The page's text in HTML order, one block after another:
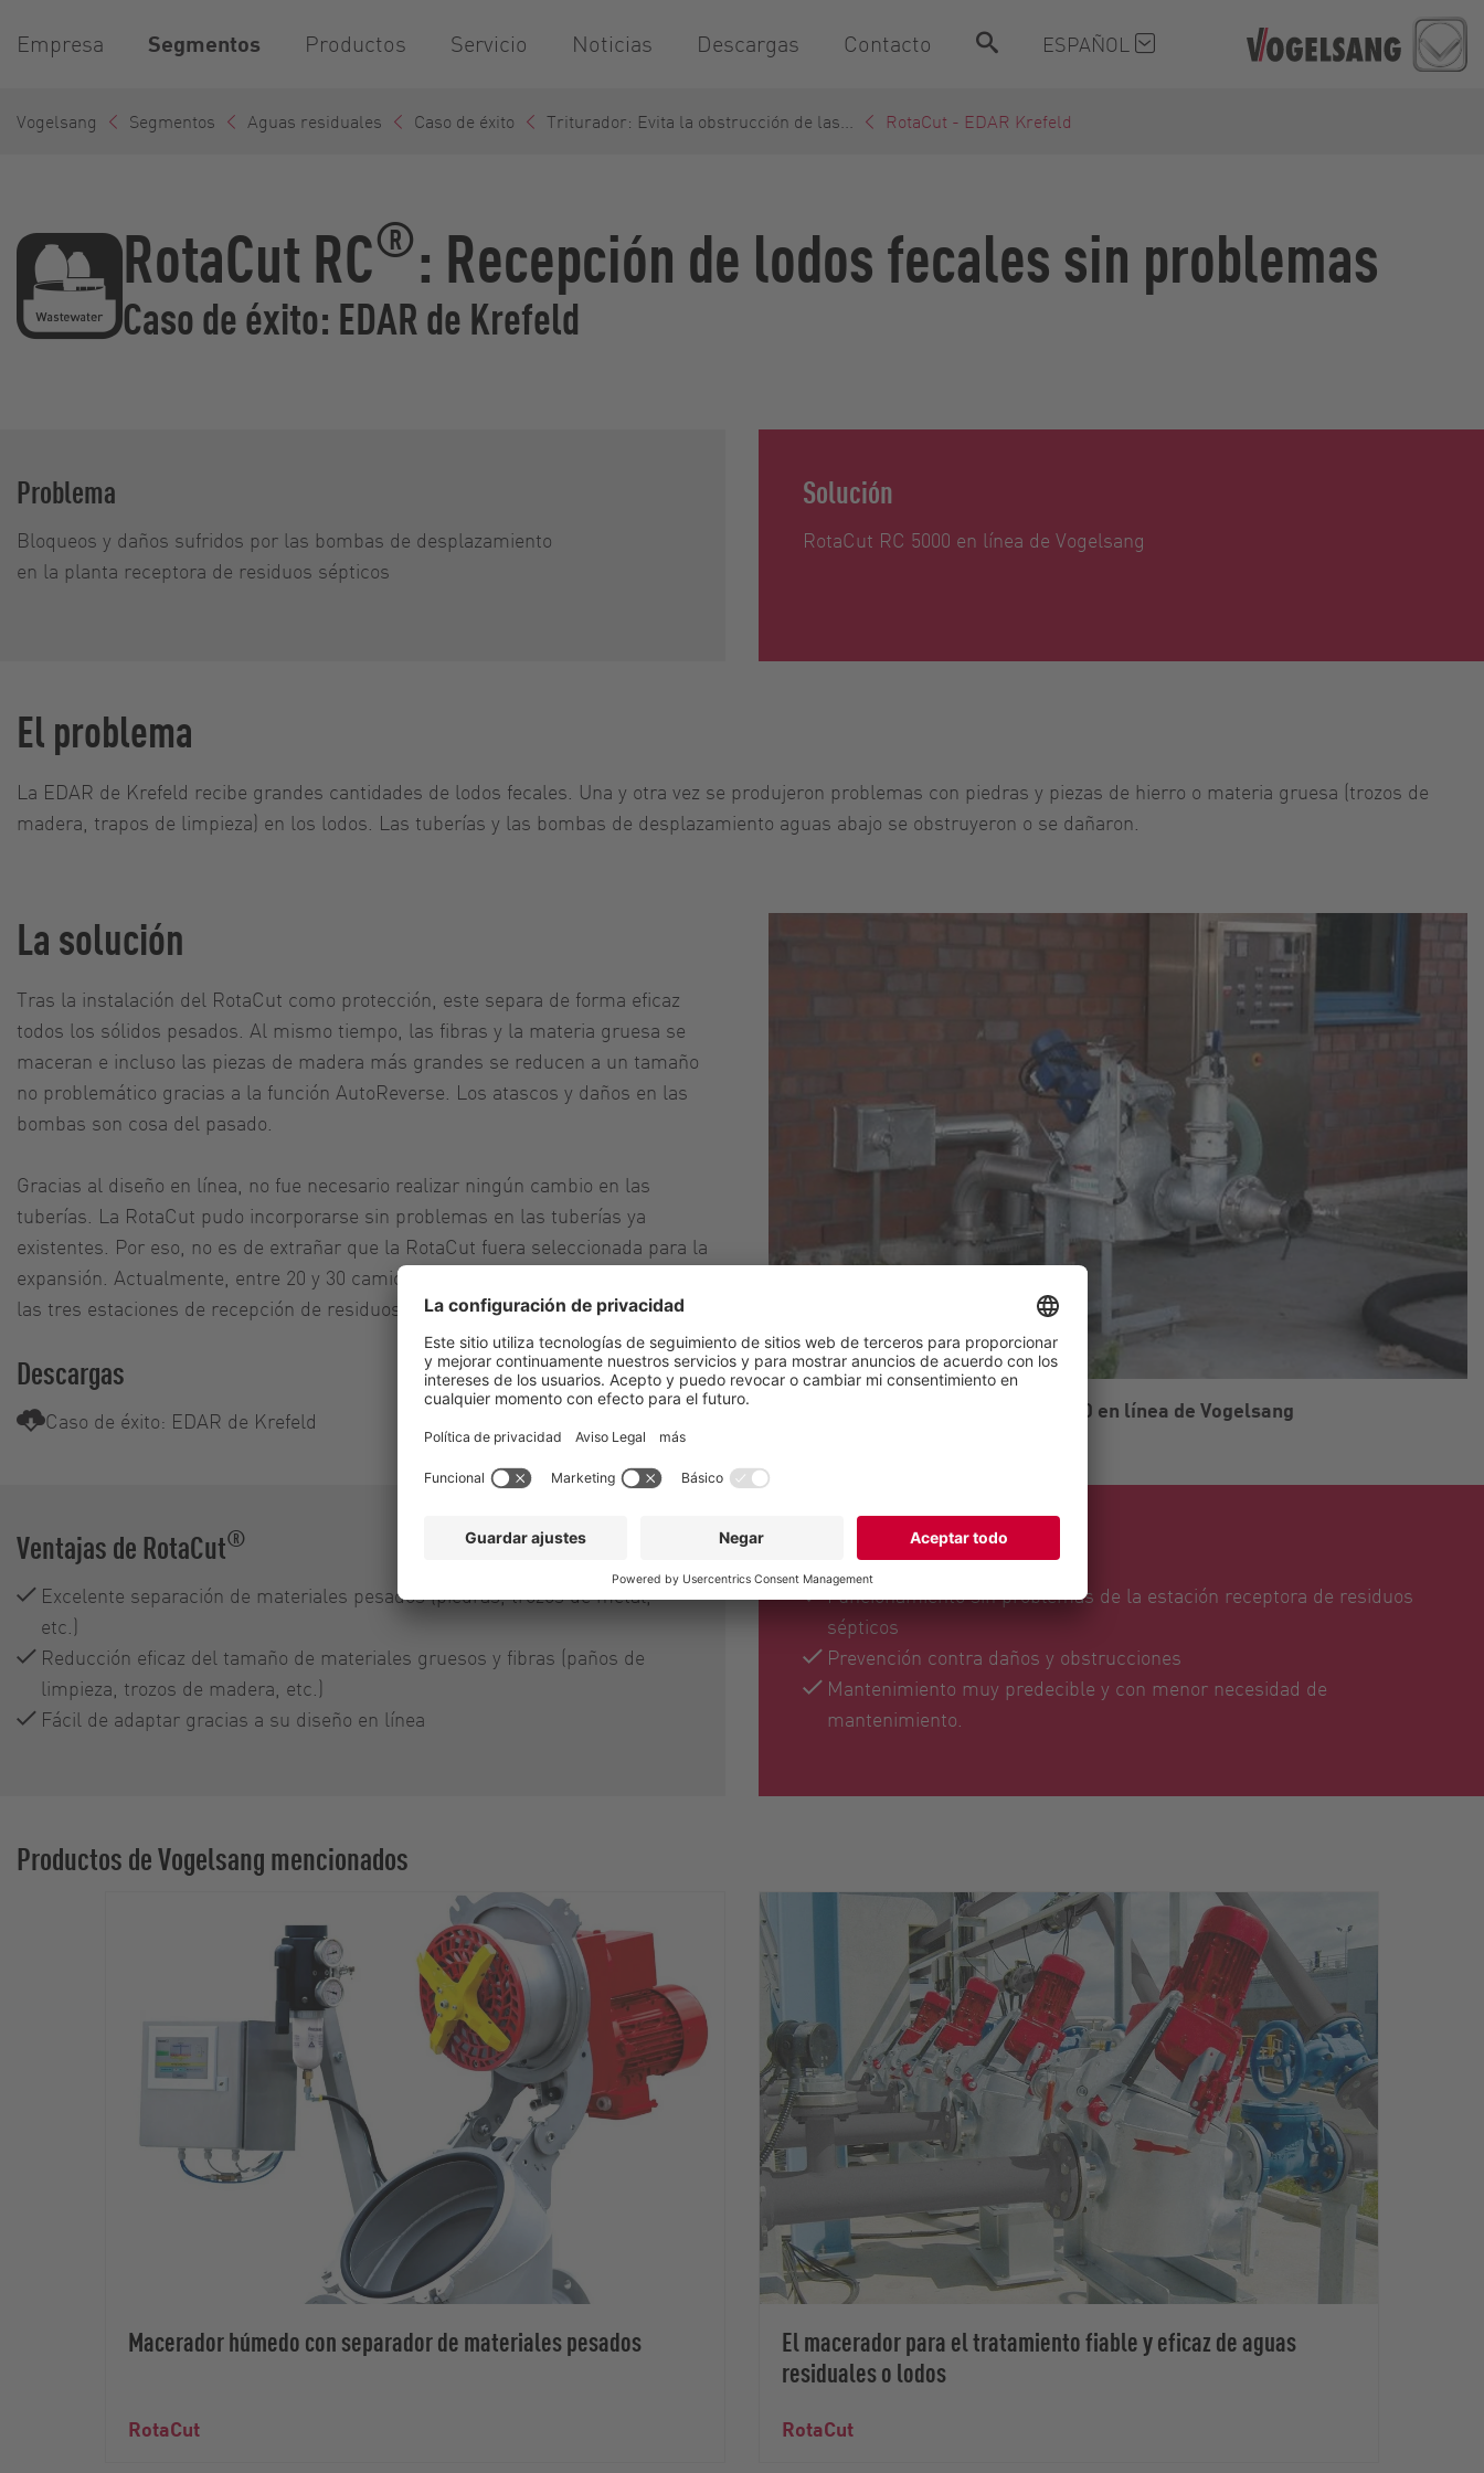
Empresa Segmentos Productos Servicio Noticias Descargas Contacto ESPAÑOL
Vogelsang Segmentos Aguas residuales Caso de éxito Triturador: Evita la obstrucción de las... RotaCut - EDAR Krefeld
RotaCut RC®: Recepción de lodos fecales sin problemas
Caso de éxito: EDAR de Krefeld
Problema
Bloqueos y daños sufridos por las bombas de desplazamiento
en la planta receptora de residuos sépticos
Solución
RotaCut RC 5000 en línea de Vogelsang
El problema
La EDAR de Krefeld recibe grandes cantidades de lodos fecales. Una y otra vez se produjeron problemas con piedras y piezas de hierro o materia gruesa (trozos de
madera, trapos de limpieza) en los lodos. Las tuberías y las bombas de desplazamiento aguas abajo se obstruyeron o se dañaron.
La solución
Tras la instalación del RotaCut como protección, este separa de forma eficaz
todos los sólidos pesados. Al mismo tiempo, las fibras y la materia gruesa se
maceran e incluso las piezas de madera más grandes se reducen a un tamaño
no problemático gracias a la función AutoReverse. Los atascos y daños en las
bombas son cosa del pasado.
Gracias al diseño en línea, no fue necesario realizar ningún cambio en las
tuberías. La RotaCut pudo incorporarse sin problemas en las tuberías ya
existentes. Por eso, no es de extrañar que la RotaCut fuera seleccionada para la
expansión. Actualmente, entre 20 y 30 camiones descargan su carga cada día en
las tres estaciones de recepción de residuos sépticos.
Descargas
Caso de éxito: EDAR de Krefeld RotaCut RC 5000 en línea de Vogelsang
Ventajas de RotaCut®
Excelente separación de materiales pesados (piedras, trozos de metal,
etc.)
Reducción eficaz del tamaño de materiales gruesos y fibras (paños de
limpieza, trozos de madera, etc.)
Fácil de adaptar gracias a su diseño en línea
Ventajas para el usuario
Funcionamiento sin problemas de la estación receptora de residuos
sépticos
Prevención contra daños y obstrucciones
Mantenimiento muy predecible y con menor necesidad de
mantenimiento.
Productos de Vogelsang mencionados
Macerador húmedo con separador de materiales pesados
RotaCut
El macerador para el tratamiento fiable y eficaz de aguas
residuales o lodos
RotaCut